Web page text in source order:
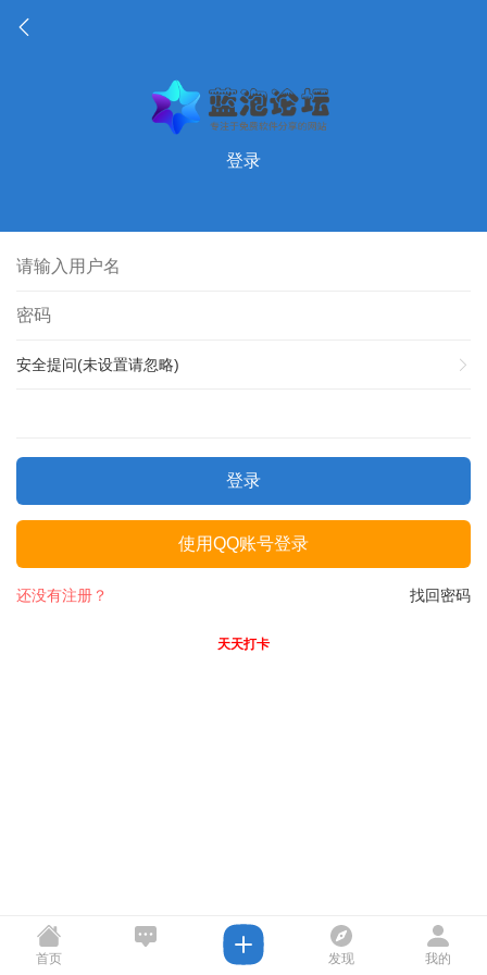
登录
安全提问(未设置请忽略)
登录
使用QQ账号登录
找回密码
还没有注册？
天天打卡
首页 发现 我的